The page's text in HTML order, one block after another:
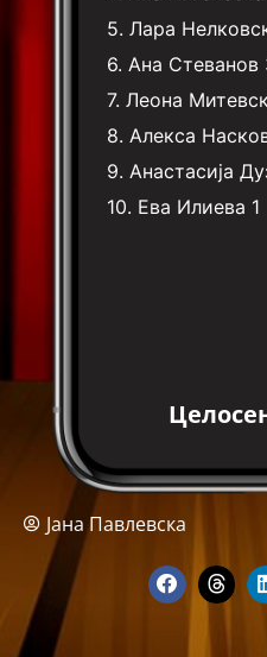
5.Лара
6. Ана Стеванов
7.Леона
8. Алекса
9. Анастасија
10. Ева Илиева 1
Јана Павлевска